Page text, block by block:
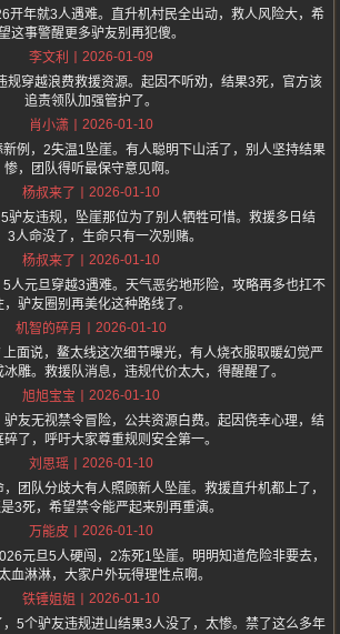
开年就3人遇难。直升机村民全出动，救人风险大，希
望这事警醒更多驴友别再犯傻。
李文利
2026-01-09
规穿越浪费救援资源。起因不听劝，结果3死，官方该
追责领队加强管护了。
肖小潇
2026-01-10
例，2失温1坠崖。有人聪明下山活了，别人坚持结果
惨，团队得听最保守意见啊。
杨叔来了
2026-01-10
驴友违规，坠崖那位为了别人牺牲可惜。救援多日结
3人命没了，生命只有一次别赌。
杨叔来了
2026-01-10
人元旦穿越3遇难。天气恶劣地形险，攻略再多也扛不
，驴友圈别再美化这种路线了。
机智的碎月
2026-01-10
面说，鳌太线这次细节曝光，有人烧衣服取暖幻觉严
雕。救援队消息，违规代价太大，得醒醒了。
旭旭宝宝
2026-01-10
友无视禁令冒险，公共资源白费。起因侥幸心理，结
碎了，呼吁大家尊重规则安全第一。
刘思瑶
2026-01-10
团队分歧大有人照顾新人坠崖。救援直升机都上了，
3死，希望禁令能严起来别再重演。
万能皮
2026-01-10
元旦5人硬闯，2冻死1坠崖。明明知道危险非要去，
血淋淋，大家户外玩得理性点啊。
铁锤姐姐
2026-01-10
5个驴友违规进山结果3人没了，太惨。禁了这么多年